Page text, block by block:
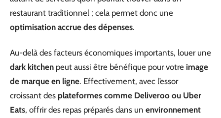
restaurant traditionnel ; cela permet donc une
optimisation accrue des dépenses.
Au-delà des facteurs économiques importants, louer une
dark kitchen peut aussi être bénéfique pour votre image
de marque en ligne. Effectivement, avec l’essor
croissant des plateformes comme Deliveroo ou Uber
Eats, offrir des repas préparés dans un environnement